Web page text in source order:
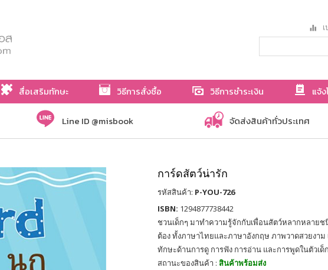
สื่อเสริมทักษะ วิธีการสั่งซื้อ วิธีการชำระเงิน แจ้
Line ID @misbook จัดส่งสินค้าทั่วประเทศ
การ์ดสัตว์น่ารัก
รหัสสินค้า: P-YOU-726
ISBN: 1294877738442
ชวนเด็กๆ มาทำความรู้จักกับเพื่อนสัตว์หลากหลายช
ต้อง ทั้งภาษาไทยและภาษาอังกฤษ ภาพวาดสวยงาม
ทักษะด้านการดู การฟัง การอ่าน และการพูดในตัวเด็
สถานะของสินค้า : สินค้าพร้อมส่ง